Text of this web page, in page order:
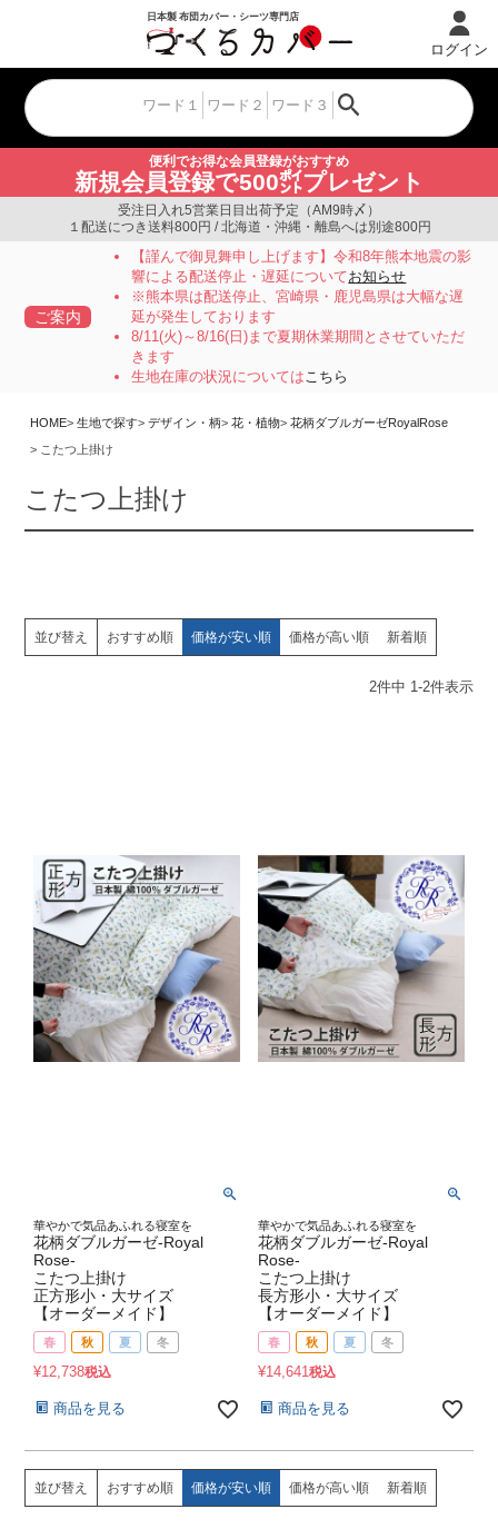
便利でお得な会員登録がおすすめ
新規会員登録で500㌽プレゼント
ログイン
受注日入れ5営業日目出荷予定（AM9時〆）
１配送につき送料800円 / 北海道・沖縄・離島へは別途800円
ご案内
【謹んで御見舞申し上げます】令和8年熊本地震の影
響による配送停止・遅延についてお知らせ
※熊本県は配送停止、宮崎県・鹿児島県は大幅な遅
延が発生しております
8/11(火)～8/16(日)まで夏期休業期間とさせていただ
きます
生地在庫の状況についてはこちら
HOME 生地で探す デザイン・柄 花・植物
花柄ダブルガーゼRoyalRose
こたつ上掛け
こたつ上掛け
並び替え おすすめ順 価格が安い順 価格が高い順 新着順
2件中 1-2件表示
華やかで気品あふれる寝室を
花柄ダブルガーゼ-Royal
Rose-
こたつ上掛け
正方形小・大サイズ
【オーダーメイド】
春 秋 夏 冬
¥12,738税込
商品を見る
華やかで気品あふれる寝室を
花柄ダブルガーゼ-Royal
Rose-
こたつ上掛け
長方形小・大サイズ
【オーダーメイド】
春 秋 夏 冬
¥14,641税込
商品を見る
並び替え おすすめ順 価格が安い順 価格が高い順 新着順